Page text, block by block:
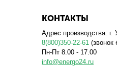
тока отходящих
КОНТАКТЫ
Адрес производства:
8(800)350-22-61 (звонок
Пн-Пт 8.00 - 17.00
info@energo24.ru